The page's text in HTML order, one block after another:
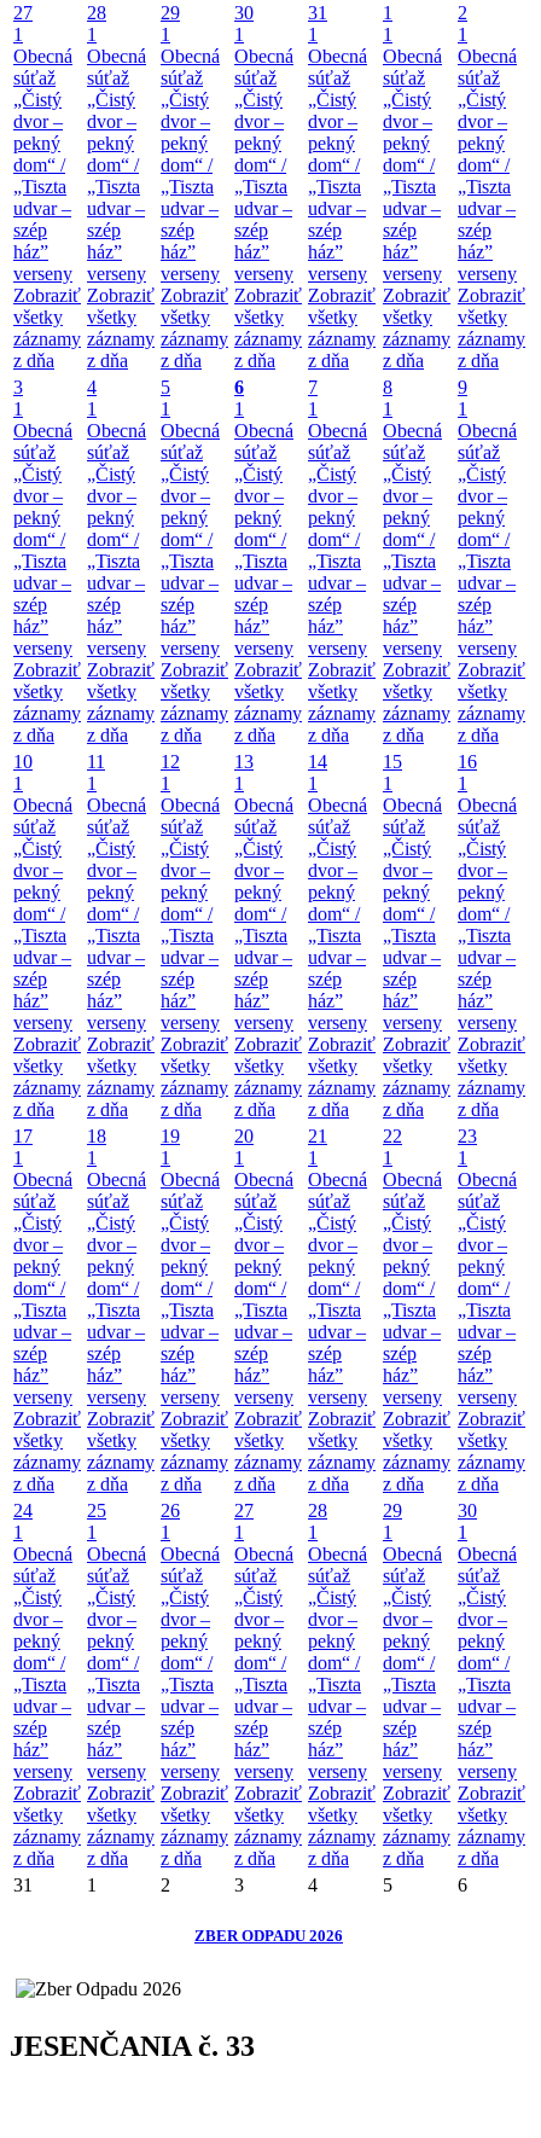
27
1
Obecná
súťaž
„Čistý
dvor –
pekný
dom“ /
„Tiszta
udvar –
szép
ház”
verseny
Zobraziť
všetky
záznamy
z dňa
28
1
Obecná
súťaž
„Čistý
dvor –
pekný
dom“ /
„Tiszta
udvar –
szép
ház”
verseny
Zobraziť
všetky
záznamy
z dňa
29
1
Obecná
súťaž
„Čistý
dvor –
pekný
dom“ /
„Tiszta
udvar –
szép
ház”
verseny
Zobraziť
všetky
záznamy
z dňa
30
1
Obecná
súťaž
„Čistý
dvor –
pekný
dom“ /
„Tiszta
udvar –
szép
ház”
verseny
Zobraziť
všetky
záznamy
z dňa
31
1
Obecná
súťaž
„Čistý
dvor –
pekný
dom“ /
„Tiszta
udvar –
szép
ház”
verseny
Zobraziť
všetky
záznamy
z dňa
1
1
Obecná
súťaž
„Čistý
dvor –
pekný
dom“ /
„Tiszta
udvar –
szép
ház”
verseny
Zobraziť
všetky
záznamy
z dňa
2
1
Obecná
súťaž
„Čistý
dvor –
pekný
dom“ /
„Tiszta
udvar –
szép
ház”
verseny
Zobraziť
všetky
záznamy
z dňa
3
1
Obecná
súťaž
„Čistý
dvor –
pekný
dom“ /
„Tiszta
udvar –
szép
ház”
verseny
Zobraziť
všetky
záznamy
z dňa
4
1
Obecná
súťaž
„Čistý
dvor –
pekný
dom“ /
„Tiszta
udvar –
szép
ház”
verseny
Zobraziť
všetky
záznamy
z dňa
5
1
Obecná
súťaž
„Čistý
dvor –
pekný
dom“ /
„Tiszta
udvar –
szép
ház”
verseny
Zobraziť
všetky
záznamy
z dňa
6
1
Obecná
súťaž
„Čistý
dvor –
pekný
dom“ /
„Tiszta
udvar –
szép
ház”
verseny
Zobraziť
všetky
záznamy
z dňa
7
1
Obecná
súťaž
„Čistý
dvor –
pekný
dom“ /
„Tiszta
udvar –
szép
ház”
verseny
Zobraziť
všetky
záznamy
z dňa
8
1
Obecná
súťaž
„Čistý
dvor –
pekný
dom“ /
„Tiszta
udvar –
szép
ház”
verseny
Zobraziť
všetky
záznamy
z dňa
9
1
Obecná
súťaž
„Čistý
dvor –
pekný
dom“ /
„Tiszta
udvar –
szép
ház”
verseny
Zobraziť
všetky
záznamy
z dňa
10
1
Obecná
súťaž
„Čistý
dvor –
pekný
dom“ /
„Tiszta
udvar –
szép
ház”
verseny
Zobraziť
všetky
záznamy
z dňa
11
1
Obecná
súťaž
„Čistý
dvor –
pekný
dom“ /
„Tiszta
udvar –
szép
ház”
verseny
Zobraziť
všetky
záznamy
z dňa
12
1
Obecná
súťaž
„Čistý
dvor –
pekný
dom“ /
„Tiszta
udvar –
szép
ház”
verseny
Zobraziť
všetky
záznamy
z dňa
13
1
Obecná
súťaž
„Čistý
dvor –
pekný
dom“ /
„Tiszta
udvar –
szép
ház”
verseny
Zobraziť
všetky
záznamy
z dňa
14
1
Obecná
súťaž
„Čistý
dvor –
pekný
dom“ /
„Tiszta
udvar –
szép
ház”
verseny
Zobraziť
všetky
záznamy
z dňa
15
1
Obecná
súťaž
„Čistý
dvor –
pekný
dom“ /
„Tiszta
udvar –
szép
ház”
verseny
Zobraziť
všetky
záznamy
z dňa
16
1
Obecná
súťaž
„Čistý
dvor –
pekný
dom“ /
„Tiszta
udvar –
szép
ház”
verseny
Zobraziť
všetky
záznamy
z dňa
17
1
Obecná
súťaž
„Čistý
dvor –
pekný
dom“ /
„Tiszta
udvar –
szép
ház”
verseny
Zobraziť
všetky
záznamy
z dňa
18
1
Obecná
súťaž
„Čistý
dvor –
pekný
dom“ /
„Tiszta
udvar –
szép
ház”
verseny
Zobraziť
všetky
záznamy
z dňa
19
1
Obecná
súťaž
„Čistý
dvor –
pekný
dom“ /
„Tiszta
udvar –
szép
ház”
verseny
Zobraziť
všetky
záznamy
z dňa
20
1
Obecná
súťaž
„Čistý
dvor –
pekný
dom“ /
„Tiszta
udvar –
szép
ház”
verseny
Zobraziť
všetky
záznamy
z dňa
21
1
Obecná
súťaž
„Čistý
dvor –
pekný
dom“ /
„Tiszta
udvar –
szép
ház”
verseny
Zobraziť
všetky
záznamy
z dňa
22
1
Obecná
súťaž
„Čistý
dvor –
pekný
dom“ /
„Tiszta
udvar –
szép
ház”
verseny
Zobraziť
všetky
záznamy
z dňa
23
1
Obecná
súťaž
„Čistý
dvor –
pekný
dom“ /
„Tiszta
udvar –
szép
ház”
verseny
Zobraziť
všetky
záznamy
z dňa
24
1
Obecná
súťaž
„Čistý
dvor –
pekný
dom“ /
„Tiszta
udvar –
szép
ház”
verseny
Zobraziť
všetky
záznamy
z dňa
25
1
Obecná
súťaž
„Čistý
dvor –
pekný
dom“ /
„Tiszta
udvar –
szép
ház”
verseny
Zobraziť
všetky
záznamy
z dňa
26
1
Obecná
súťaž
„Čistý
dvor –
pekný
dom“ /
„Tiszta
udvar –
szép
ház”
verseny
Zobraziť
všetky
záznamy
z dňa
27
1
Obecná
súťaž
„Čistý
dvor –
pekný
dom“ /
„Tiszta
udvar –
szép
ház”
verseny
Zobraziť
všetky
záznamy
z dňa
28
1
Obecná
súťaž
„Čistý
dvor –
pekný
dom“ /
„Tiszta
udvar –
szép
ház”
verseny
Zobraziť
všetky
záznamy
z dňa
29
1
Obecná
súťaž
„Čistý
dvor –
pekný
dom“ /
„Tiszta
udvar –
szép
ház”
verseny
Zobraziť
všetky
záznamy
z dňa
30
1
Obecná
súťaž
„Čistý
dvor –
pekný
dom“ /
„Tiszta
udvar –
szép
ház”
verseny
Zobraziť
všetky
záznamy
z dňa
31
1 2 3 4 5 6
ZBER ODPADU 2026
JESENČANIA č. 33